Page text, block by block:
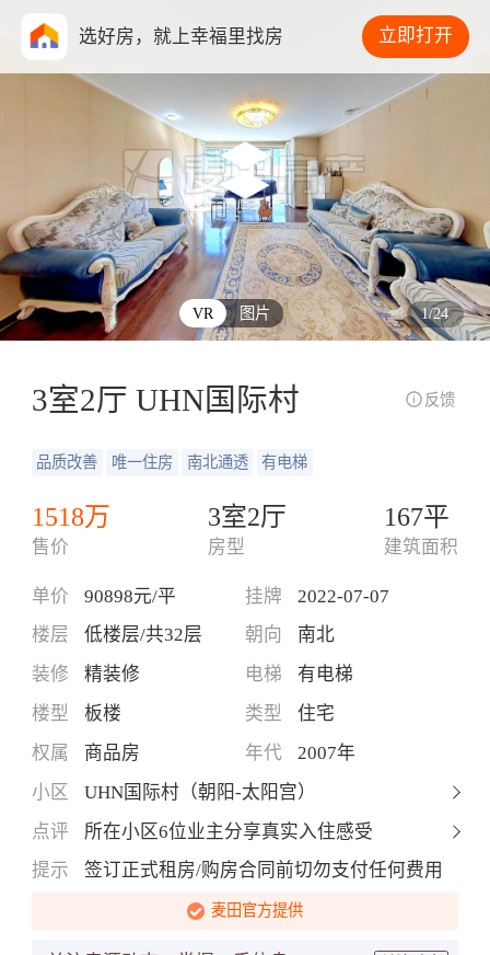
选好房，就上幸福里找房 立即打开
VR 图片 1/24
3室2厅 UHN国际村 反馈
品质改善 唯一住房 南北通透 有电梯
1518万
售价
3室2厅
房型
167平
建筑面积
单价 90898元/平 挂牌
2022-07-07
楼层
低楼层/共32层 朝向
南北
装修
精装修 电梯
有电梯
楼型
板楼 类型
住宅
权属
商品房 年代
2007年
小区
UHN国际村（朝阳-太阳宫）
点评
所在小区6位业主分享真实入住感受
提示
签订正式租房/购房合同前切勿支付任何费用
麦田官方提供